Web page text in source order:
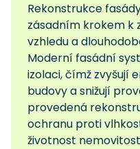
Rekonstrukce
zásadním krokem k
vzhledu a
Moderní fasádní
izolaci, čímž zvyšují
budovy a snižují
provedená
ochranu proti
životnost